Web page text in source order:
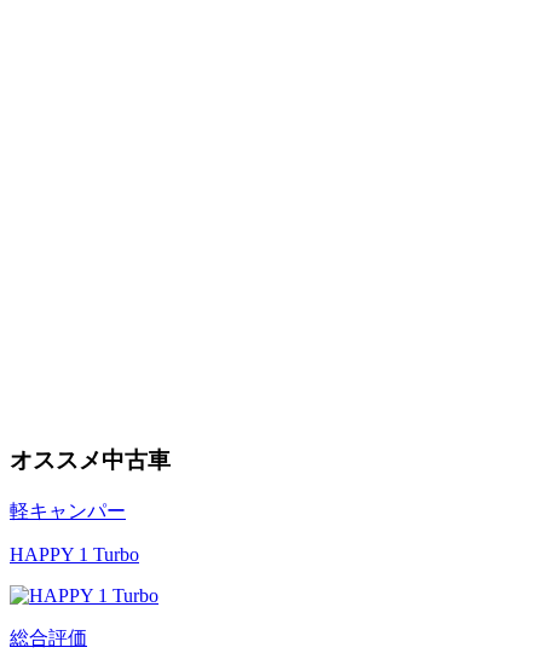
オススメ中古車
軽キャンパー
HAPPY 1 Turbo
総合評価